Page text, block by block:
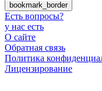
bookmark_border
Есть вопросы?
у нас есть
О сайте
Обратная связь
Политика
Лицензирование